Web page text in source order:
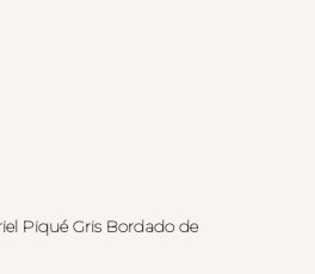
Piqué Gris Bordado de